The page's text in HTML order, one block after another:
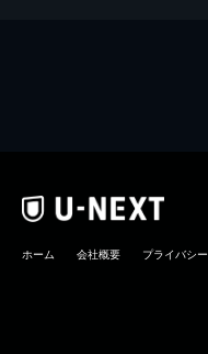
ホーム 会社概要 プライバシー